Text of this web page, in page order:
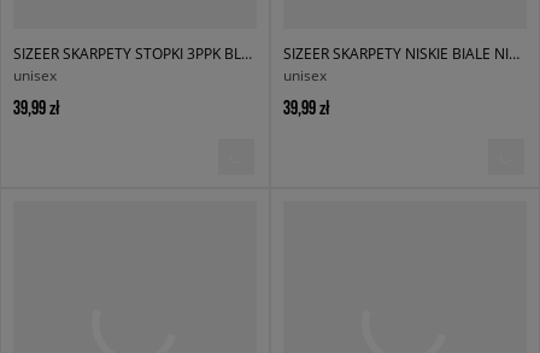
SIZEER SKARPETY STOPKI 3PPK BLACK
unisex
39,99 zł
SIZEER SKARPETY NISKIE BIALE NISKIE
unisex
39,99 zł